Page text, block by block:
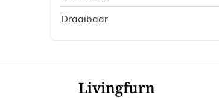
Draaibaar
Livingfurn